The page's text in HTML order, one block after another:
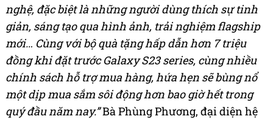
nghệ, đặc biệt là những người dùng thích sự tinh
giản, sáng tạo qua hình ảnh, trải nghiệm flagship
mới… Cùng với bộ quà tặng hấp dẫn hơn 7 triệu
đồng khi đặt trước Galaxy S23 series, cùng nhiều
chính sách hỗ trợ mua hàng, hứa hẹn sẽ bùng nổ
một dịp mua sắm sôi động hơn bao giờ hết trong
quý đầu năm nay.”Bà Phùng Phương, đại diện hệ